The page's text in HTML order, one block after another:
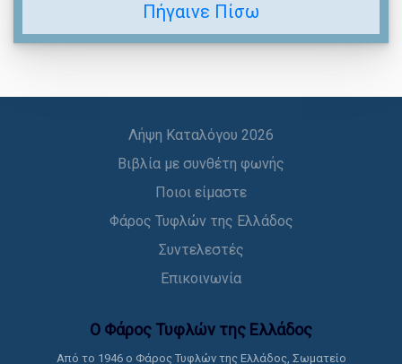
Πήγαινε Πίσω
Λήψη Καταλόγου 2026
Βιβλία με συνθέτη φωνής
Ποιοι είμαστε
Φάρος Τυφλών της Ελλάδος
Συντελεστές
Επικοινωνία
Ο Φάρος Τυφλών της Ελλάδoς
Από το 1946 ο Φάρος Τυφλών της Ελλάδος, Σωματείο